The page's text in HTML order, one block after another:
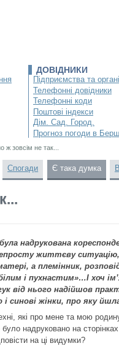
ДОВІДНИКИ
Підприємства та
Телефонні довідники
Телефонні коди
Поштові індекси
Дім. Сад. Город.
Прогноз погоди в
ж зовсім не так...
Спогади Є така думка
надрукована
життєву
а племінник,
і пухнастим»…І хоч
від нього надійшов
синові жінки, про яку
які про мене та мою
надруковано на
на ці видумки?